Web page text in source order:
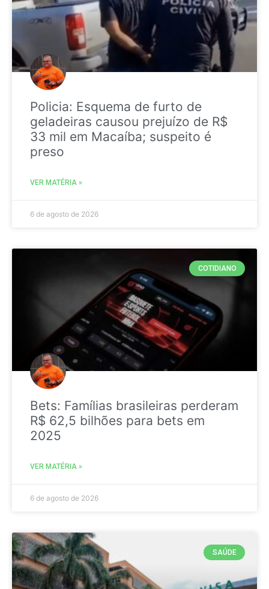
Policia: Esquema de furto de
geladeiras causou prejuízo de R$
33 mil em Macaíba; suspeito é
preso
VER MATÉRIA »
6 de agosto de 2026
COTIDIANO
Bets: Famílias brasileiras perderam
R$ 62,5 bilhões para bets em
2025
VER MATÉRIA »
6 de agosto de 2026
SAÚDE